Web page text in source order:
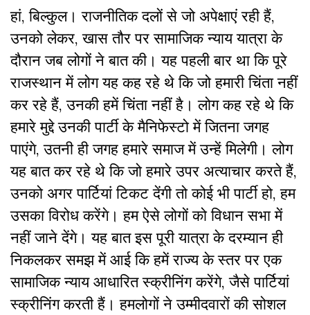
हां, बिल्कुल। राजनीतिक दलों से जो अपेक्षाएं रही हैं,
उनको लेकर, खास तौर पर सामाजिक न्याय यात्रा के
दौरान जब लोगों ने बात की। यह पहली बार था कि पूरे
राजस्थान में लोग यह कह रहे थे कि जो हमारी चिंता नहीं
कर रहे हैं, उनकी हमें चिंता नहीं है। लोग कह रहे थे कि
हमारे मुद्दे उनकी पार्टी के मैनिफेस्टो में जितना जगह
पाएंगे, उतनी ही जगह हमारे समाज में उन्हें मिलेगी। लोग
यह बात कर रहे थे कि जो हमारे उपर अत्याचार करते हैं,
उनको अगर पार्टियां टिकट देंगी तो कोई भी पार्टी हो, हम
उसका विरोध करेंगे। हम ऐसे लोगों को विधान सभा में
नहीं जाने देंगे। यह बात इस पूरी यात्रा के दरम्यान ही
निकलकर समझ में आई कि हमें राज्य के स्तर पर एक
सामाजिक न्याय आधारित स्क्रीनिंग करेंगे, जैसे पार्टियां
स्क्रीनिंग करती हैं। हमलोगों ने उम्मीदवारों की सोशल